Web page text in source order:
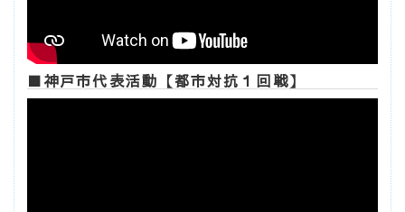
■神戸市代表活動【都市対抗１回戦】